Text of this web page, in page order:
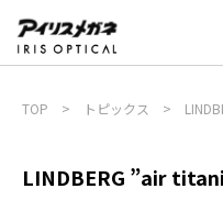
TOP > トピックス >
LINDBERG ”air